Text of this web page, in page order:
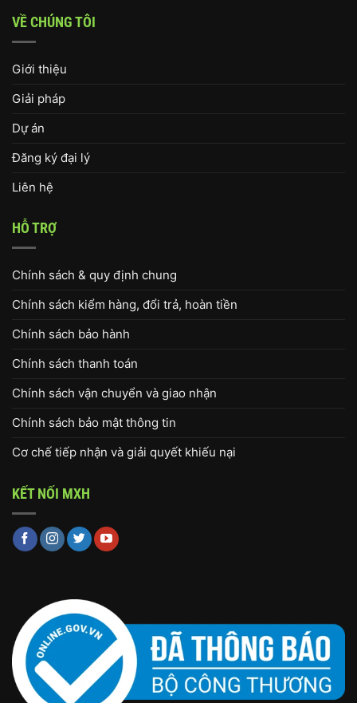
VỀ CHÚNG TÔI
Giới thiệu
Giải pháp
Dự án
Đăng ký đại lý
Liên hệ
HỖ TRỢ
Chính sách & quy định chung
Chính sách kiểm hàng, đổi trả, hoàn tiền
Chính sách bảo hành
Chính sách thanh toán
Chính sách vận chuyển và giao nhận
Chính sách bảo mật thông tin
Cơ chế tiếp nhận và giải quyết khiếu nại
KẾT NỐI MXH